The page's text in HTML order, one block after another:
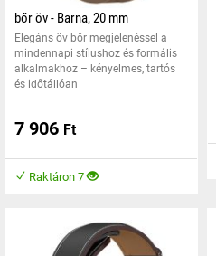
bőr öv - Barna, 20 mm
Elegáns öv bőr megjelenéssel a
mindennapi stílushoz és formális
alkalmakhoz – kényelmes, tartós
és időtállóan
7 906 Ft
Raktáron 7